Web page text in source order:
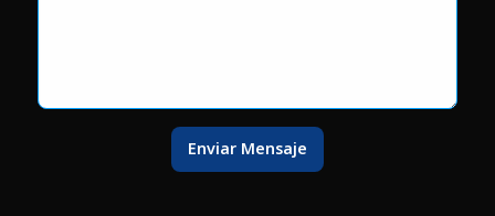
Enviar Mensaje